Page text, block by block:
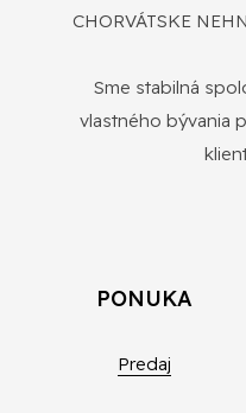
CHORVÁTSKE
Sme stabilná
vlastného bývania
PONUKA
Predaj